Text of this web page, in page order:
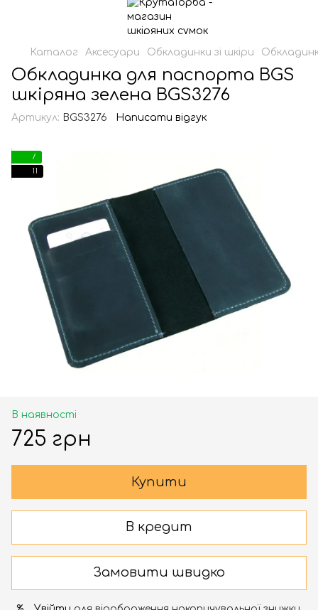
Каталог Аксесуари Обкладинки зі шкіри
Обкладинка для паспорта BGS
шкіряна зелена BGS3276
Артикул: BGS3276 Написати відгук
7
11
В наявності
725 грн
Купити
В кредит
Замовити швидко